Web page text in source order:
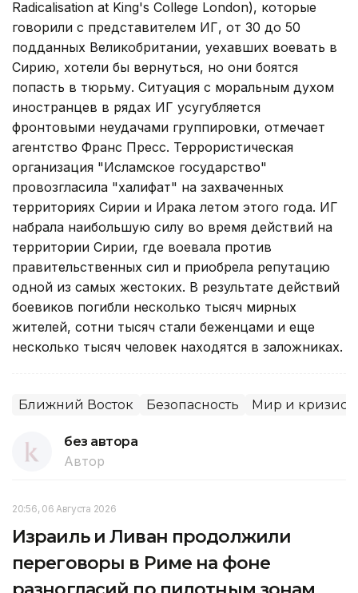
Radicalisation at King's College London), которые
говорили с представителем ИГ, от 30 до 50
подданных Великобритании, уехавших воевать в
Сирию, хотели бы вернуться, но они боятся
попасть в тюрьму. Ситуация с моральным духом
иностранцев в рядах ИГ усугубляется
фронтовыми неудачами группировки, отмечает
агентство Франс Пресс. Террористическая
организация "Исламское государство"
провозгласила "халифат" на захваченных
территориях Сирии и Ирака летом этого года. ИГ
набрала наибольшую силу во время действий на
территории Сирии, где воевала против
правительственных сил и приобрела репутацию
одной из самых жестоких. В результате действий
боевиков погибли несколько тысяч мирных
жителей, сотни тысяч стали беженцами и еще
несколько тысяч человек находятся в заложниках.
Ближний Восток Безопасность Мир и кризис
без автора
Автор
20:56, 06 Августа 2026
Израиль и Ливан продолжили
переговоры в Риме на фоне